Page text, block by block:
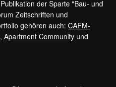
der Sparte "Bau- und
Zeitschriften und
gehören auch: CAFM-
, Apartment Community und